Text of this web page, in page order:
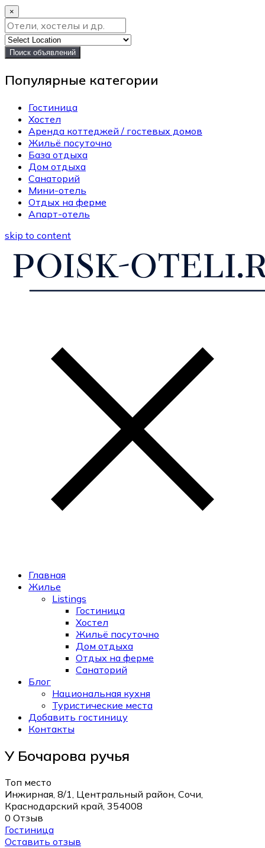
×
Поиск объявлений
Популярные категории
Гостиница
Хостел
Аренда коттеджей / гостевых домов
Жильё посуточно
База отдыха
Дом отдыха
Санаторий
Мини-отель
Отдых на ферме
Апарт-отель
skip to content
Главная
Жилье
Listings
Гостиница
Хостел
Жильё посуточно
Дом отдыха
Отдых на ферме
Санаторий
Блог
Национальная кухня
Туристические места
Добавить гостиницу
Контакты
У Бочарова ручья
Топ место
Инжирная, 8/1, Центральный район, Сочи,
Краснодарский край, 354008
0 Отзыв
Гостиница
Оставить отзыв